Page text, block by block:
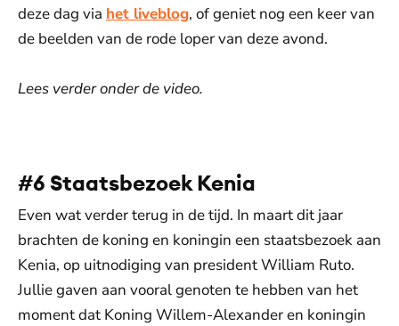
deze dag via het liveblog, of geniet nog een keer van
de beelden van de rode loper van deze avond.
Lees verder onder de video.
#6 Staatsbezoek Kenia
Even wat verder terug in de tijd. In maart dit jaar
brachten de koning en koningin een staatsbezoek aan
Kenia, op uitnodiging van president William Ruto.
Jullie gaven aan vooral genoten te hebben van het
moment dat Koning Willem-Alexander en koningin